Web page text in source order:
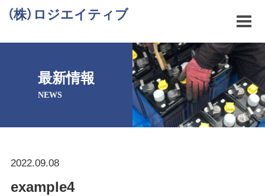
（株）ロジエイティブ
最新情報
NEWS
2022.09.08
example4